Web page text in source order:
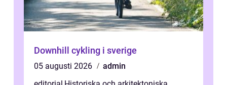
Downhill cykling i sverige
05 augusti 2026
admin